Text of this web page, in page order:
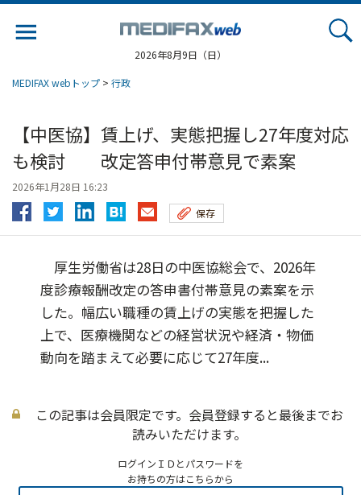
2026年8月9日（日）
MEDIFAX webトップ > 行政
【中医協】賃上げ、実態把握し27年度対応
も検討 改定答申付帯意見で素案
2026年1月28日 16:23
保存
厚生労働省は28日の中医協総会で、2026年
度診療報酬改定の答申書付帯意見の素案を示
した。幅広い職種の賃上げの実態を把握した
上で、医療機関などの経営状況や経済・物価
動向を踏まえて必要に応じて27年度...
この記事は会員限定です。会員登録すると最後までお
読みいただけます。
ログインＩＤとパスワードを
お持ちの方はこちらから